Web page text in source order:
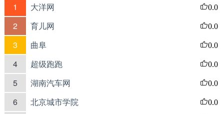
1 大洋网 0.0
2 育儿网 0.0
3 曲阜 0.0
4 超级跑跑 0.0
5 湖南汽车网 0.0
6 北京城市学院 0.0